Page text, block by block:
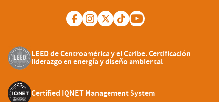
LEED de Centroamérica y el Caribe. Certificación
liderazgo en energía y diseño ambiental
Certified IQNET Management System